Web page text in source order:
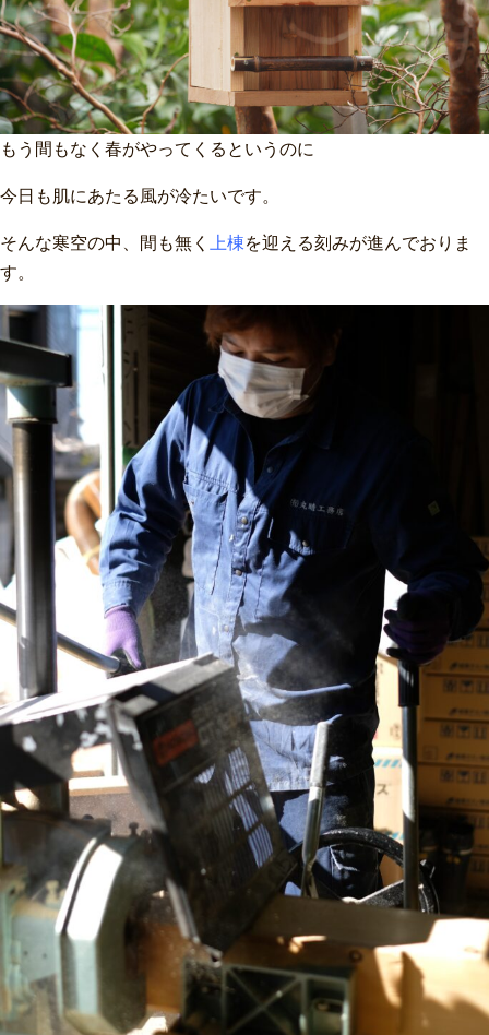
リ
フ
ォ
ー
の
もう間もなく春がやってくるというのに
今日も肌にあたる風が冷たいです。
そんな寒空の中、間も無く 上棟を迎える刻みが進んでおりま
す。